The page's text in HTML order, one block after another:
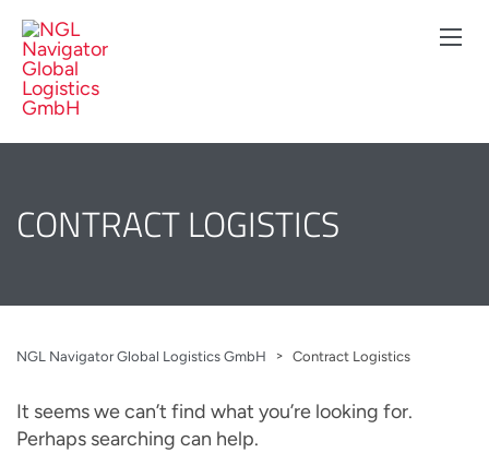
CONTRACT LOGISTICS
NGL Navigator Global Logistics GmbH > Contract Logistics
It seems we can’t find what you’re looking for.
Perhaps searching can help.